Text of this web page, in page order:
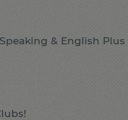
& English Plus